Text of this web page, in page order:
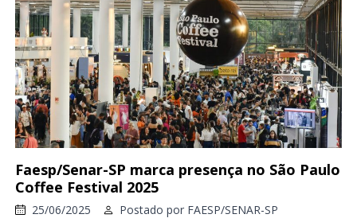
Faesp/Senar-SP marca presença no São Paulo
Coffee Festival 2025
25/06/2025 Postado por FAESP/SENAR-SP